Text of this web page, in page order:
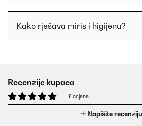
Kako rješava miris i higijenu?
Recenzije kupaca
8 ocjene
Napišite recenziju